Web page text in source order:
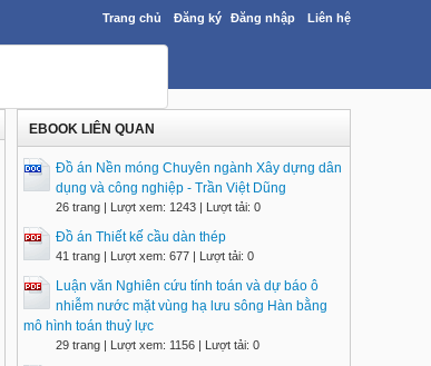
Trang chủ Đăng ký Đăng nhập Liên hệ
EBOOK LIÊN QUAN
Đồ án Nền móng Chuyên ngành Xây dựng dân
dụng và công nghiệp - Trần Việt Dũng
26 trang | Lượt xem: 1243 | Lượt tải: 0
Đồ án Thiết kế cầu dàn thép
41 trang | Lượt xem: 677 | Lượt tải: 0
Luận văn Nghiên cứu tính toán và dự báo ô
nhiễm nước mặt vùng hạ lưu sông Hàn bằng
mô hình toán thuỷ lực
29 trang | Lượt xem: 1156 | Lượt tải: 0